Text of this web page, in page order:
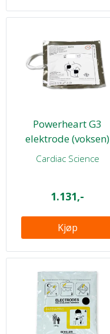
Powerheart G3
elektrode (voksen)
Cardiac Science
1.131,-
Kjøp